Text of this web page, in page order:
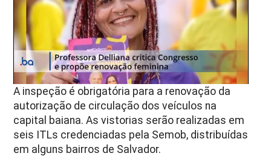
A inspeção é obrigatória para a renovação da
autorização de circulação dos veículos na
capital baiana. As vistorias serão realizadas em
seis ITLs credenciadas pela Semob, distribuídas
em alguns bairros de Salvador.